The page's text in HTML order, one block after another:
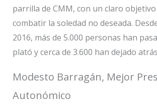
parrilla de CMM, con un claro objetivo
combatir la soledad no deseada.
2016, más de 5.000 personas han
plató y cerca de 3.600 han dejado
Modesto Barragán, Mejor
Autonómico